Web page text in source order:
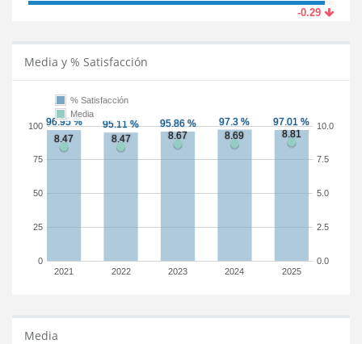
-0.29
Media y % Satisfacción
2021 2022 2023 2024 2025
0
25
50
75
100
0.0
2.5
5.0
7.5
10.0
% Satisfacción
Media
Media